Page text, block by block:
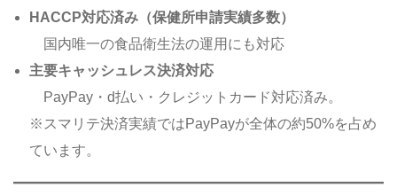
HACCP対応済み（保健所申請実績多数）
国内唯一の食品衛生法の運用にも対応
主要キャッシュレス決済対応
PayPay・d払い・クレジットカード対応済み。
※スマリテ決済実績ではPayPayが全体の約50%を占め
ています。